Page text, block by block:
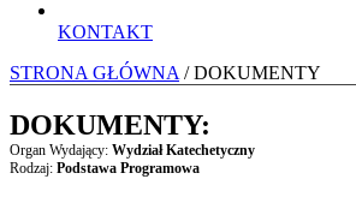
KONTAKT
STRONA GŁÓWNA / DOKUMENTY
DOKUMENTY:
Organ Wydający: Wydział Katechetyczny
Rodzaj: Podstawa Programowa